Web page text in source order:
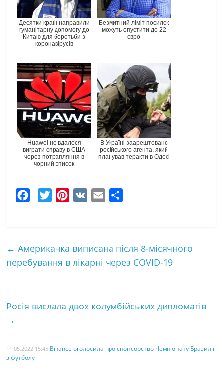
Десятки країн направили
гуманітарну допомогу до
Китаю для боротьби з
коронавірусів
Безмитний ліміт посилок
можуть опустити до 22
євро
Huawei не вдалося
виграти справу в США
через потрапляння в
чорний список
В Україні заарештовано
російського агента, який
планував теракти в Одесі
b
o
t
e
e
r
t
l
к
а
← Американка виписана після 8-місячного
перебування в лікарні через COVID-19
Росія вислала двох колумбійських дипломатів
→
11.05.2022 15:45 Binance оголосила про спонсорство Чемпіонату Бразилії
з футболу